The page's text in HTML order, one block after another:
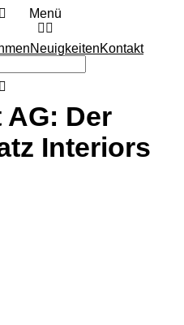
Menü
NeuigkeitenKontakt
AG: Der
Interiors